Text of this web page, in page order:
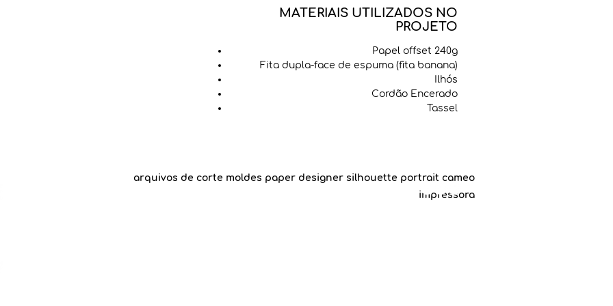
MATERIAIS UTILIZADOS NO
PROJETO
Papel offset 240g
Fita dupla-face de espuma (fita banana)
Ilhós
Cordão Encerado
Tassel
arquivos de corte moldes paper designer silhouette portrait cameo
impressora